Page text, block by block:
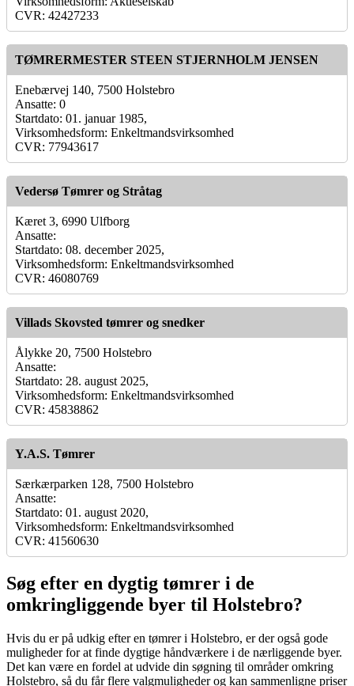
CVR: 42427233
TØMRERMESTER STEEN STJERNHOLM JENSEN
Enebærvej 140, 7500 Holstebro
Ansatte: 0
Startdato: 01. januar 1985,
Virksomhedsform: Enkeltmandsvirksomhed
CVR: 77943617
Vedersø Tømrer og Stråtag
Kæret 3, 6990 Ulfborg
Ansatte:
Startdato: 08. december 2025,
Virksomhedsform: Enkeltmandsvirksomhed
CVR: 46080769
Villads Skovsted tømrer og snedker
Ålykke 20, 7500 Holstebro
Ansatte:
Startdato: 28. august 2025,
Virksomhedsform: Enkeltmandsvirksomhed
CVR: 45838862
Y.A.S. Tømrer
Særkærparken 128, 7500 Holstebro
Ansatte:
Startdato: 01. august 2020,
Virksomhedsform: Enkeltmandsvirksomhed
CVR: 41560630
Søg efter en dygtig tømrer i de
omkringliggende byer til Holstebro?
Hvis du er på udkig efter en tømrer i Holstebro, er der også gode
muligheder for at finde dygtige håndværkere i de nærliggende byer.
Det kan være en fordel at udvide din søgning til områder omkring
Holstebro, så du får flere valgmuligheder og kan sammenligne priser